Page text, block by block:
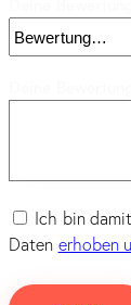
Ich bin
Daten erhoben